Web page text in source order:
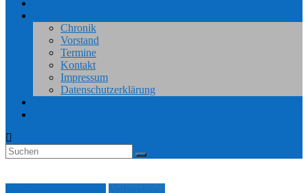
Chronik
Vorstand
Termine
Kontakt
Impressum
Datenschutzerklärung